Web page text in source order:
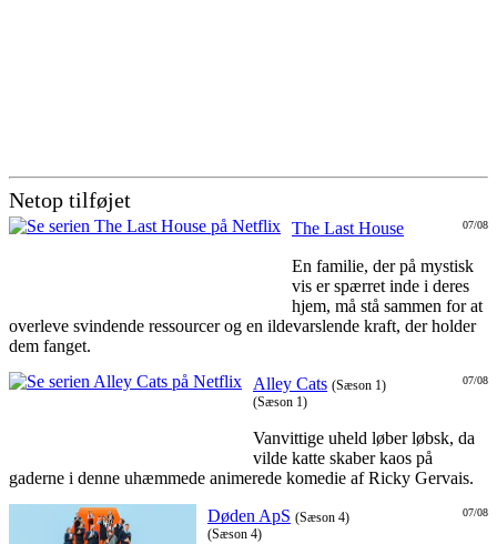
Netop tilføjet
07/08
The Last House
En familie, der på mystisk
vis er spærret inde i deres
hjem, må stå sammen for at
overleve svindende ressourcer og en ildevarslende kraft, der holder
dem fanget.
07/08
Alley Cats (Sæson 1)
(Sæson 1)
Vanvittige uheld løber løbsk, da
vilde katte skaber kaos på
gaderne i denne uhæmmede animerede komedie af Ricky Gervais.
07/08
Døden ApS (Sæson 4)
(Sæson 4)